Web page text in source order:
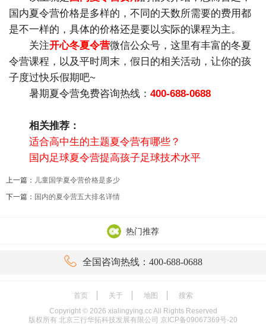
国内夏令营价格是多样的，不同的天数所需要的费用都
是不一样的，具体的价格还是要以实际的课程为主。
关注开心冬夏令营微信公众号，这里有丰富的冬夏
令营课程，以及平时周末，假日的相关活动，让你的孩
子度过快乐假期吧~
暑期夏令营免费咨询热线： 400-688-0688
相关推荐：
适合高中生的主题夏令营有哪些？
国内足球夏令营提高孩子足球技术水平
上一篇： 儿童国学夏令营价格是多少
下一篇： 国内的夏令营五大排名详情
热门推荐
 全国咨询热线：400-688-0688
首页 关于 地图
搜索
Copyright © 2026 xialingying.cc All Rights Reserved
版权所有 北京三行华拓科技发展有限公司 京ICP备09067369号-20